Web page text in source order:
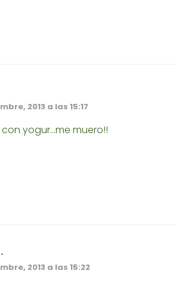
2013 a las 15:17
yogur...me muero!!
2013 a las 15:22